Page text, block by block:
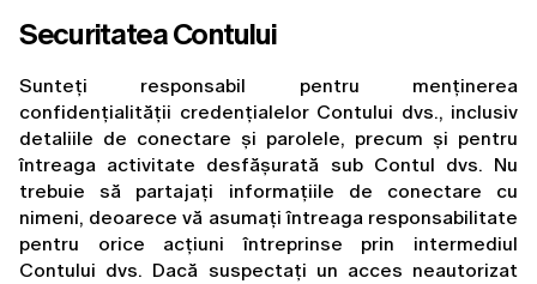
Securitatea Contului
Sunteți responsabil pentru menținerea
confidențialității credențialelor Contului dvs., inclusiv
detaliile de conectare și parolele, precum și pentru
întreaga activitate desfășurată sub Contul dvs. Nu
trebuie să partajați informațiile de conectare cu
nimeni, deoarece vă asumați întreaga responsabilitate
pentru orice acțiuni întreprinse prin intermediul
Contului dvs. Dacă suspectați un acces neautorizat